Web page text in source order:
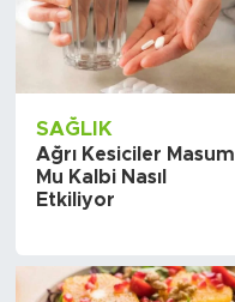
SAĞLIK
Ağrı Kesiciler Masum
Mu Kalbi Nasıl
Etkiliyor